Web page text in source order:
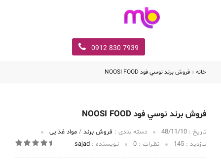
7939 830 0912
خانه » فروش برند نوسي فود NOOSI FOOD
فروش برند نوسي فود NOOSI FOOD
تاریخ :‌ 48/11/10 دسته بندی : فروش برند / مواد غذایی
بـازدید : 145 نظـرات : 0 نـویسنده : sajad